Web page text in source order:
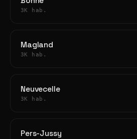
3K hab.
Magland
3K hab.
Neuvecelle
3K hab.
Pers-Jussy